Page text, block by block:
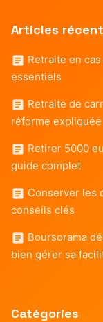
Articles
Retraite en
essentiels
Retraite de
réforme expliquée
Retirer 5000
guide complet
Conserver les
conseils clés
Boursorama
bien gérer sa
Catégories